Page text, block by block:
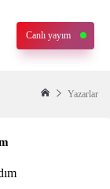
Canlı yayım
Yazarlar